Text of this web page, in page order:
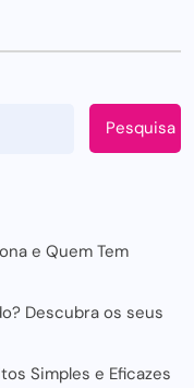
Pesquisa
e Quem Tem
Descubra os seus
Simples e Eficazes